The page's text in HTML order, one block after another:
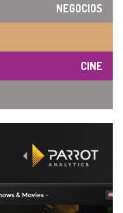
NEGOCIOS
CINE